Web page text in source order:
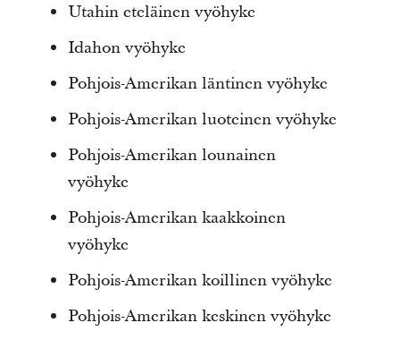
Utahin eteläinen vyöhyke
Idahon vyöhyke
Pohjois-Amerikan läntinen vyöhyke
Pohjois-Amerikan luoteinen vyöhyke
Pohjois-Amerikan lounainen
vyöhyke
Pohjois-Amerikan kaakkoinen
vyöhyke
Pohjois-Amerikan koillinen vyöhyke
Pohjois-Amerikan keskinen vyöhyke